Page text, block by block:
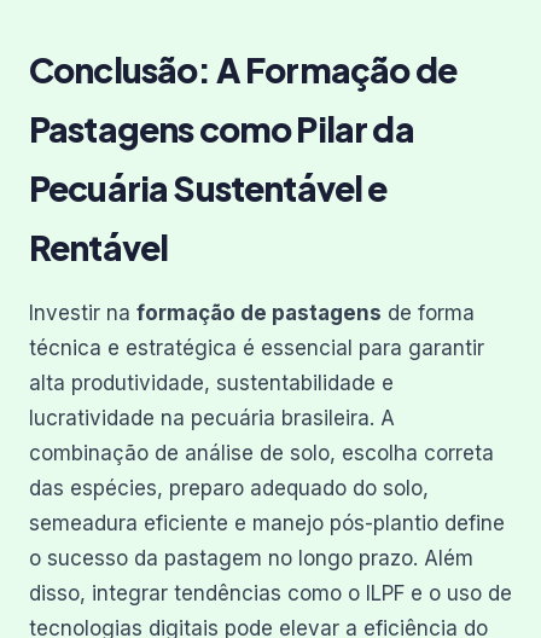
Conclusão: A Formação de
Pastagens como Pilar da
Pecuária Sustentável e
Rentável
Investir na formação de pastagens de forma
técnica e estratégica é essencial para garantir
alta produtividade, sustentabilidade e
lucratividade na pecuária brasileira. A
combinação de análise de solo, escolha correta
das espécies, preparo adequado do solo,
semeadura eficiente e manejo pós-plantio define
o sucesso da pastagem no longo prazo. Além
disso, integrar tendências como o ILPF e o uso de
tecnologias digitais pode elevar a eficiência do